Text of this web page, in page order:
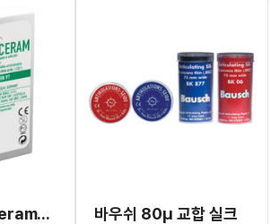
교합지 Arti-Ceram100μm BK97 그린 (지르코니아 전용) 바우쉬 80μ 교합 실크